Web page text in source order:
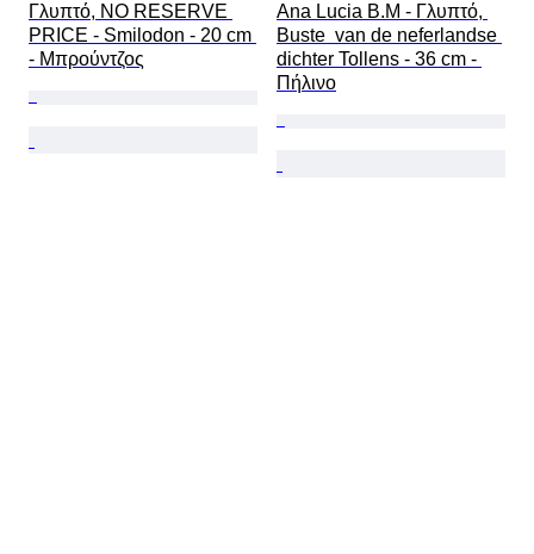
Γλυπτό, NO RESERVE
PRICE - Smilodon - 20 cm
- Μπρούντζος
Ana Lucia B.M - Γλυπτό,
Buste  van de neferlandse
dichter Tollens - 36 cm -
Πήλινο